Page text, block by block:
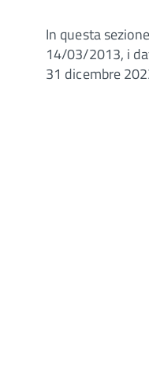
In questa
14/03/2013, i
31 dicembre